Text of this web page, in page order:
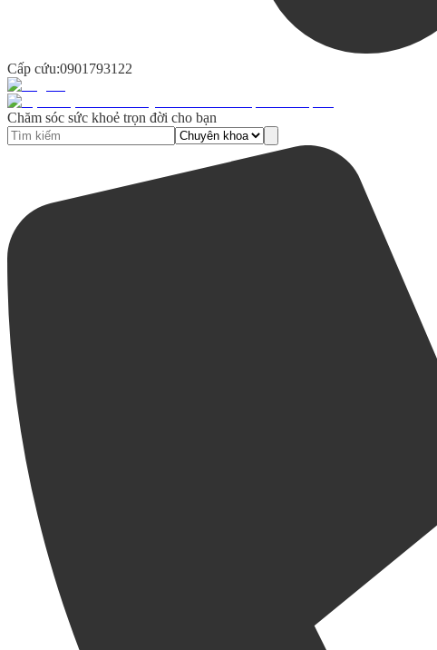
Cấp cứu:0901793122
Chăm sóc sức khoẻ trọn đời cho bạn